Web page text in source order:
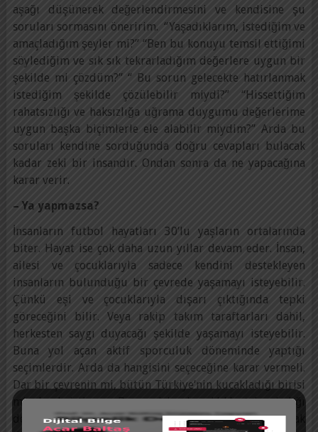
aşağı düşünerek değerlendirmesini ve kendisine şu
soruları sormasını öneririm. “Yaşadıklarım, istediğim ve
amaçladığım şeyler mi?” “Ben bu konuyu temsil ettiğimi
söylediğim ve sık sık tekrarladığım değerlere uygun bir
şekilde mi çözdüm?” “ Bu sorun gelecekte hatırlanmak
istediğim şekilde çözülebilir miydi?” “Hissettiğim
rahatsızlığı ve haksızlığa uğrama duygumu değerlerime
uygun başka biçimlerle ele alabilir miydim?” Arda bu
soruları kendine sorduğunda doğru cevapları bulacak
kadar zeki bir insandır. Ondan sonra da ne yapacağına
karar verir.
– Ya yapmazsa?
İnsanların futbol hayatları 30’lu yaşların ortalarında
biter. Hayat ise çok daha uzun yıllar devam eder. İnsan,
ailesi ve çocuklarıyla sadece kendini destekleyen
insanların bulunduğu bir çevrede yaşamayı isteyebilir.
Çünkü eşi ve çocuklarıyla dışarı çıktığında tepki
göreceğini bilir. Veya rakip takım taraftarları dahil,
herkesten saygı duyacağı şekilde yaşamayı isteyebilir.
Buna yol açan aktif sporculuk döneminde yaptığı
seçimlerdir. Arda da hangisini seçeceğine karar vermeli.
Dar bir çevrenin mi, bütün Türkiye’nin kucakladığı birisi
mi olmak istiyor. Bunun için de sıklıkla tekrarladığı
değerlerin ne anlama geldiğini daha derin olarak